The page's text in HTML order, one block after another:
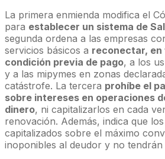
La primera enmienda modifica el
para establecer un sistema de
segunda ordena a las empresas
servicios básicos a reconectar,
condición previa de pago, a los
y a las mipymes en zonas
catástrofe. La tercera prohíbe el
sobre intereses en operaciones
dinero, ni capitalizarlos en cada
renovación. Además, indica que
capitalizados sobre el máximo
inoponibles al deudor y no